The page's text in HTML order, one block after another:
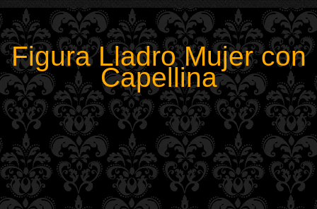
Figura Lladro Mujer con
Capellina